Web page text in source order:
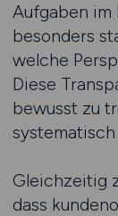
Aufgaben im
besonders
welche
Diese
bewusst zu
Gleichzeitig
dass